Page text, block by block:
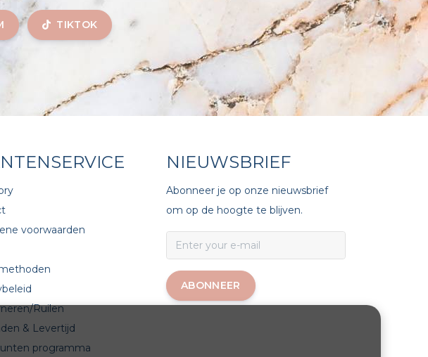
TIKTOK
voorwaarden
Ruilen
& Levertijd
programma
NIEUWSBRIEF
Abonneer je op onze nieuwsbrief
om op de hoogte te blijven.
ABONNEER